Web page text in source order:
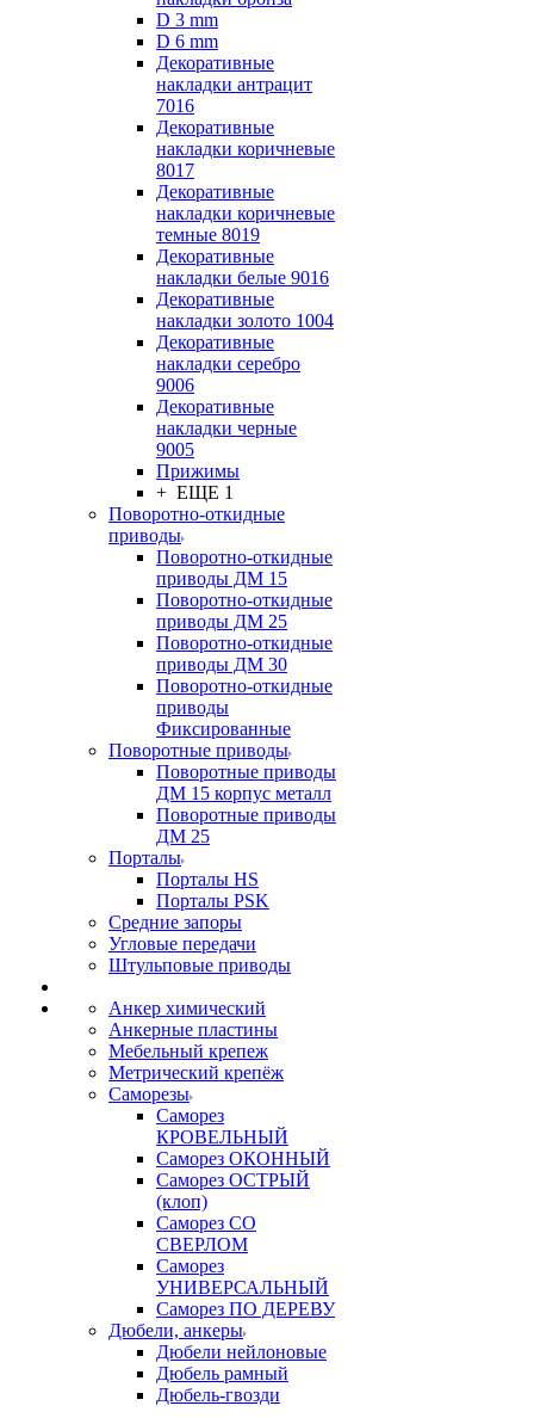
D 3 mm
D 6 mm
Декоративные
накладки антрацит
7016
Декоративные
накладки коричневые
8017
Декоративные
накладки коричневые
темные 8019
Декоративные
накладки белые 9016
Декоративные
накладки золото 1004
Декоративные
накладки серебро
9006
Декоративные
накладки черные
9005
Прижимы
+ ЕЩЕ 1
Поворотно-откидные
приводы
Поворотно-откидные
приводы ДМ 15
Поворотно-откидные
приводы ДМ 25
Поворотно-откидные
приводы ДМ 30
Поворотно-откидные
приводы
Фиксированные
Поворотные приводы
Поворотные приводы
ДМ 15 корпус металл
Поворотные приводы
ДМ 25
Порталы
Порталы HS
Порталы PSK
Средние запоры
Угловые передачи
Штульповые приводы
Анкер химический
Анкерные пластины
Мебельный крепеж
Метрический крепёж
Саморезы
Саморез
КРОВЕЛЬНЫЙ
Саморез ОКОННЫЙ
Саморез ОСТРЫЙ
(клоп)
Саморез СО
СВЕРЛОМ
Саморез
УНИВЕРСАЛЬНЫЙ
Саморез ПО ДЕРЕВУ
Дюбели, анкеры
Дюбели нейлоновые
Дюбель рамный
Дюбель-гвозди